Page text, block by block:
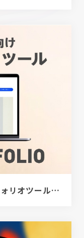
[PR]クリエイター向けポートフォリオツール｜BRIK PORTFOLIO